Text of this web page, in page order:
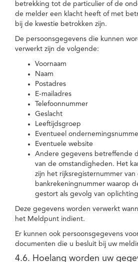
betrekking tot de particulier of de
de melder een klacht heeft of met
bij de kwestie betrokken zijn.
De persoonsgegevens die kunnen
verwerkt zijn de volgende:
Voornaam
Naam
Postadres
E-mailadres
Telefoonnummer
Geslacht
Leeftijdsgroep
Eventueel
Eventuele website
Andere gegevens betreffende
van de omstandigheden. Het
zijn het rijksregisternummer
bankrekeningnummer waarop
gestort als gevolg van
Deze gegevens worden verwerkt
het Meldpunt indient.
Er kunnen ook persoonsgegevens
documenten die u besluit bij uw
4.6. Hoelang worden uw